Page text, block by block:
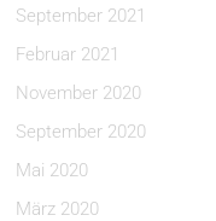
September 2021
Februar 2021
November 2020
September 2020
Mai 2020
März 2020